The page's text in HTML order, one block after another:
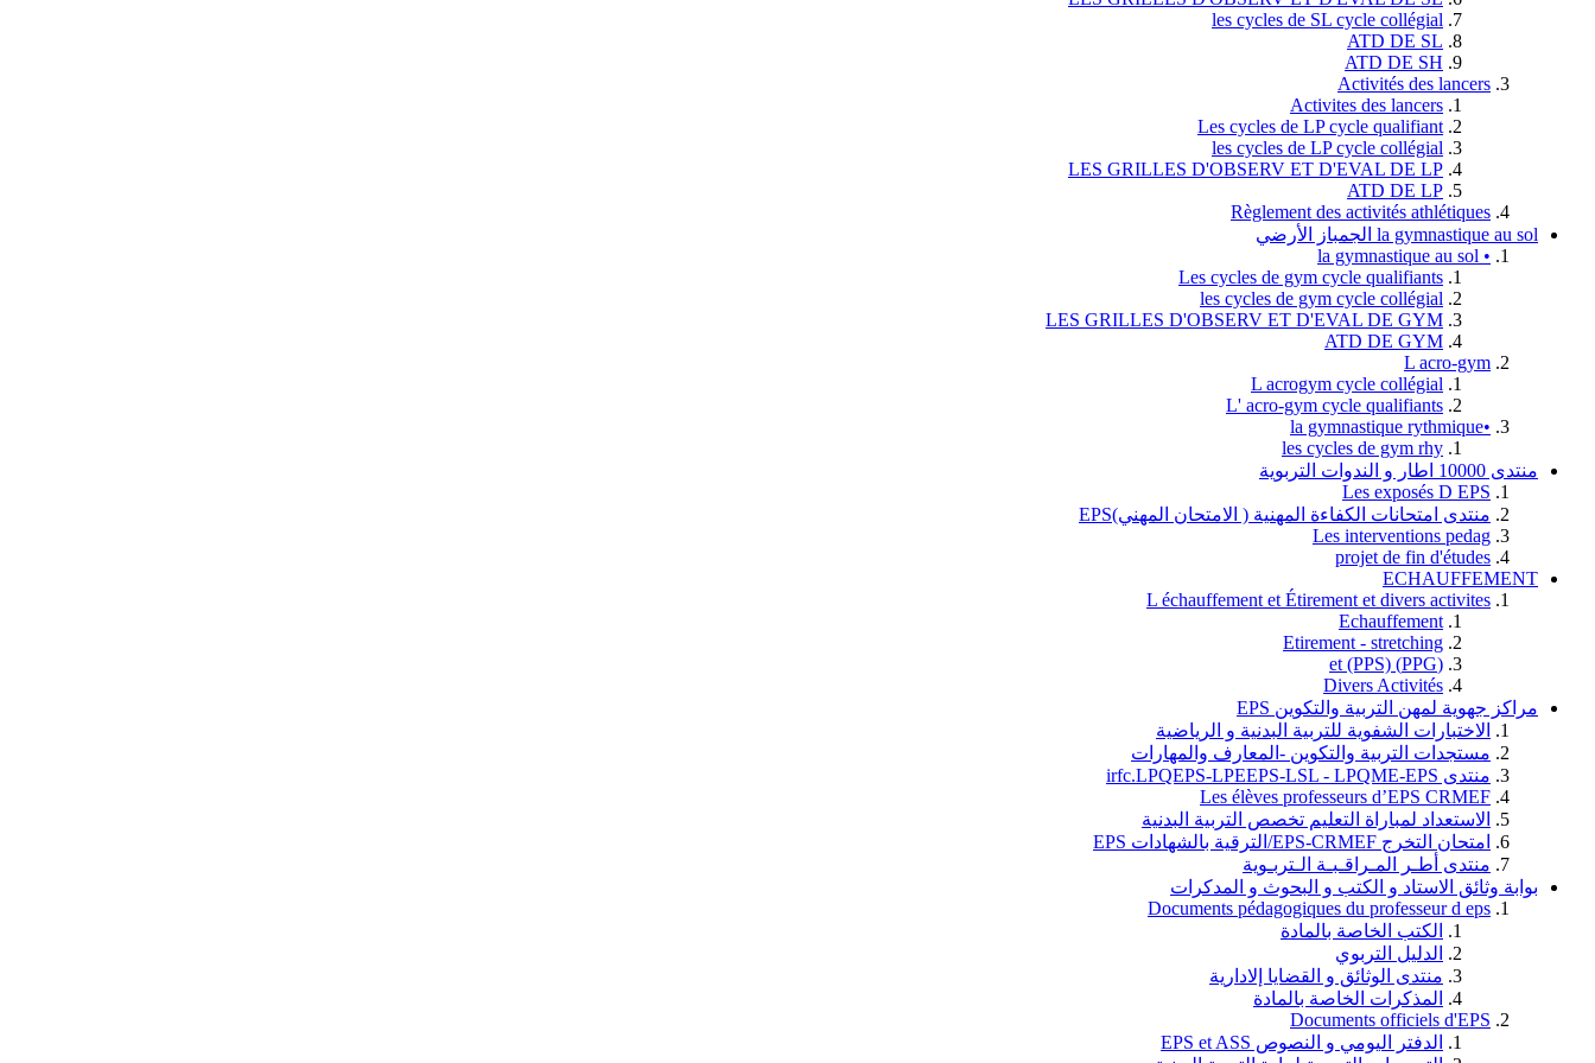
les cycles de SL cycle collégial
ATD DE SL
ATD DE SH
Activités des lancers
Activites des lancers
Les cycles de LP cycle qualifiant
les cycles de LP cycle collégial
LES GRILLES D'OBSERV ET D'EVAL DE LP
ATD DE LP
Règlement des activités athlétiques
la gymnastique au sol الجمباز الأرضي
• la gymnastique au sol
Les cycles de gym cycle qualifiants
les cycles de gym cycle collégial
LES GRILLES D'OBSERV ET D'EVAL DE GYM
ATD DE GYM
L acro-gym
L acrogym cycle collégial
L' acro-gym cycle qualifiants
•la gymnastique rythmique
les cycles de gym rhy
منتدى 10000 اطار و الندوات التربوية
Les exposés D EPS
منتدى امتحانات الكفاءة المهنية ( الامتحان المهني)EPS
Les interventions pedag
projet de fin d'études
ECHAUFFEMENT
L échauffement et Étirement et divers activites
Echauffement
Etirement - stretching
(PPG) et (PPS)
Divers Activités
مراكز جهوية لمهن التربية والتكوين EPS
الاختبارات الشفوية للتربية البدنية و الرياضية
مستجدات التربية والتكوين -المعارف والمهارات
منتدى irfc.LPQEPS-LPEEPS-LSL - LPQME-EPS
Les élèves professeurs d’EPS CRMEF
الاستعداد لمباراة التعليم تخصص التربية البدنية
امتحان التخرج EPS-CRMEF/الترقية بالشهادات EPS
منتدى أطـر المـراقـبـة الـتربـوية
بوابة وثائق الاستاد و الكتب و البحوث و المدكرات
Documents pédagogiques du professeur d eps
الكتب الخاصة بالمادة
الدليل التربوي
منتدى الوثائق و القضايا إلادارية
المذكرات الخاصة بالمادة
Documents officiels d'EPS
الدفتر اليومي و النصوص EPS et ASS